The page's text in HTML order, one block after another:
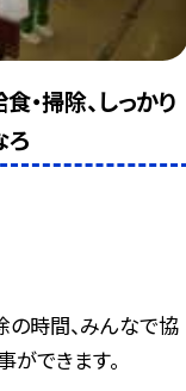
・掃除、しっかり
ろ
時間、みんなで協
ができます。